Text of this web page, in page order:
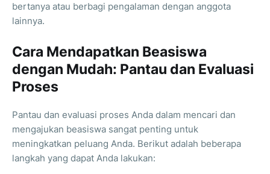
bertanya atau berbagi pengalaman dengan anggota
lainnya.
Cara Mendapatkan Beasiswa
dengan Mudah: Pantau dan Evaluasi
Proses
Pantau dan evaluasi proses Anda dalam mencari dan
mengajukan beasiswa sangat penting untuk
meningkatkan peluang Anda. Berikut adalah beberapa
langkah yang dapat Anda lakukan: